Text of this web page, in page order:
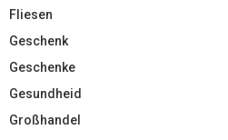
Fliesen
Geschenk
Geschenke
Gesundheid
Großhandel